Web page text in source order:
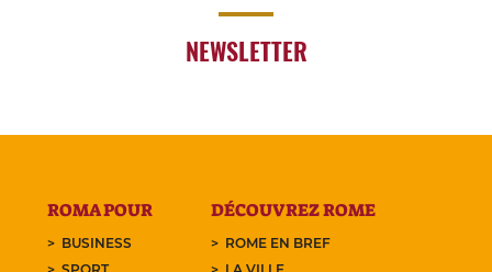
NEWSLETTER
ROMA POUR
BUSINESS
DÉCOUVREZ ROME
ROME EN BREF